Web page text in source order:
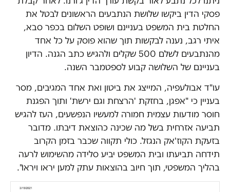
פסקי הדין ביקשו שלושת הנתבעים הראשונים לבטל את
החלטת בית המשפט בעניינם ושופט השלום בכפר סבא,
איתי רגב, נענה לבקשות תוך שהוא פוסק על כל אחד
מהנתבעים לשלם 500 שקלים ולהגיש כתב הגנה. הדיון
בעניינם של השלושה קבוע לספטמבר השנה.
עו"ד אבולעפיה, המייצג את ביטון ואת אחד המגיבים, מסר
בעניין כי "אפגן, בחזקת 'הרצחת וגם ירשת' ותוך הפגנת
חוסר מודעות עצמית חמורה למעשיו הנפשעים, העז להגיש
תביעה אזרחית בשל מה שכינה כהוצאת דיבתו. מדובר
בזעקת הקוז'אק הנגזל. כולי תקווה שכבר בזמן הקרוב
תידחה תביעתו ובית המשפט יביע סלידה מהשימוש לרעה
בהליך המשפטי, תוך חיוב בהוצאות עתק למען יראו ויראו".